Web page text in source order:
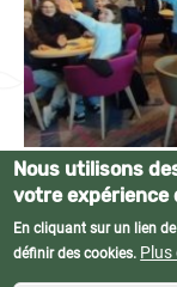
© Collège privé Bobée
Nous utilisons
votre expérience
En cliquant sur un lien
définir des cookies. Plus